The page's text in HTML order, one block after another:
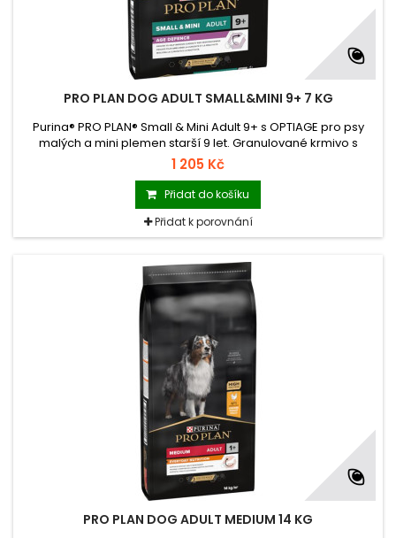
PRO PLAN DOG ADULT SMALL&MINI 9+ 7 KG
Purina® PRO PLAN® Small & Mini Adult 9+ s OPTIAGE pro psy
malých a mini plemen starší 9 let. Granulované krmivo s
vysokým obsahem kuřete.
1 205 Kč
Přidat do košíku
Přidat k porovnání
PRO PLAN DOG ADULT MEDIUM 14 KG